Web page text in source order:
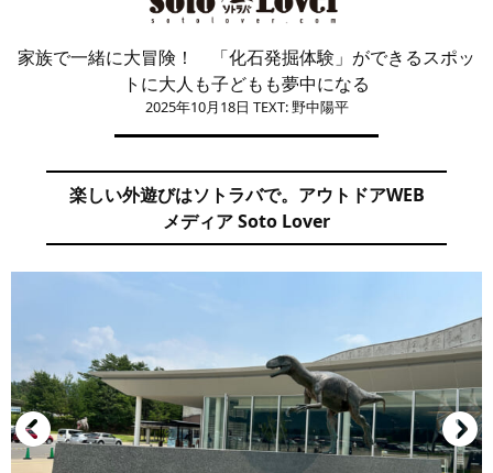
家族で一緒に大冒険！ 「化石発掘体験」ができるスポッ
トに大人も子どもも夢中になる
2025年10月18日 TEXT: 野中陽平
楽しい外遊びはソトラバで。アウトドアWEB
メディア Soto Lover